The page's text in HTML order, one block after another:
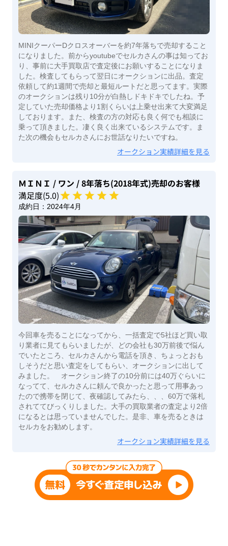
MINIクーパーDクロスオーバーを約7年落ちで売却すること
になりました。前からyoutubeでセルカさんの事は知ってお
り、事前に大手買取店で査定後にお願いすることになりま
した。検査してもらって翌日にオークションに出品。査定
依頼して約1週間で売却と最短ルートだと思ってます。実際
のオークションは残り10分が白熱しドキドキでしたね。予
定していた売却価格より1割くらいは上乗せ出来て大変満足
しております。また、検査の方の対応も良く何でも相談に
乗って頂きました。凄く良く出来ているシステムです。ま
た次の機会もセルカさんにお世話なりたいですね。
オークション実績詳細を見る
ＭＩＮＩ / ワン / 8年落ち(2018年式)売却のお客様
満足度(5.0)
成約日： 2024年4月
今回車を売ることになってから、一括査定で5社ほど買い取
り業者に見てもらいましたが、どの会社も30万前後で悩ん
でいたところ、セルカさんから電話を頂き、ちょっとおも
しそうだと思い査定をしてもらい、オークションに出して
みました。 オークション終了の10分前には40万ぐらいに
なってて、セルカさんに頼んで良かったと思って用事あっ
たので携帯を閉じて、夜確認してみたら、、、60万で落札
されててびっくりしました。大手の買取業者の査定より2倍
になるとは思っていませんでした。是非、車を売るときは
セルカをお勧めします。
オークション実績詳細を見る